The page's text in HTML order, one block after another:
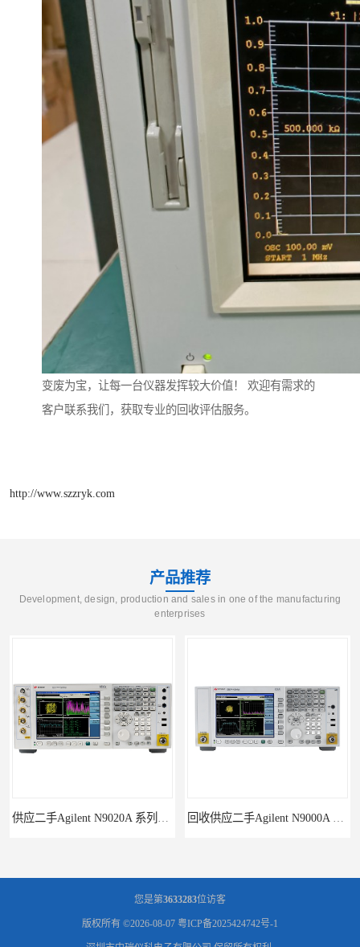
变废为宝，让每一台仪器发挥较大价值！ 欢迎有需求的
客户联系我们，获取专业的回收评估服务。
http://www.szzryk.com
产品推荐
Development, design, production and sales in one of the manufacturing
enterprises
供应二手Agilent N9020A 系列皮肤偏向于 回收供应二手Agilent N9000A PSA系列频谱分析仪
您是第3633283位访客
版权所有 ©2026-08-07 粤ICP备2025424742号-1